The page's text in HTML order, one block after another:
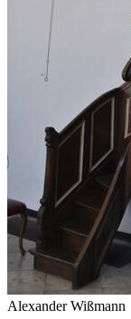
Alexander Wißmann